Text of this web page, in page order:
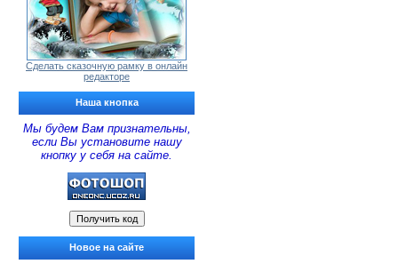
Сделать сказочную рамку в онлайн
редакторе
Наша кнопка
Мы будем Вам признательны,
если Вы установите нашу
кнопку у себя на сайте.
Новое на сайте